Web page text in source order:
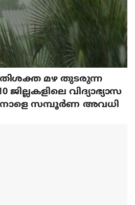
മഴ തുടരുന്ന
വിദ്യാഭ്യാസ
സമ്പൂർണ അവധി